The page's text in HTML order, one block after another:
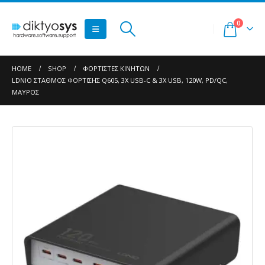
0
HOME SHOP
ΦΟΡΤΙΣΤΈΣ ΚΙΝΗΤΏΝ
LDNIO ΣΤΑΘΜΌΣ ΦΌΡΤΙΣΗΣ Q605, 3X USB-C & 3X USB, 120W, PD/QC,
ΜΑΎΡΟΣ